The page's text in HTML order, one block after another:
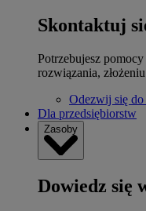
Skontaktuj
Potrzebujesz
rozwiązania,
Odezwij się do
Dla przedsiębiorstw
Zasoby
Dowiedz się